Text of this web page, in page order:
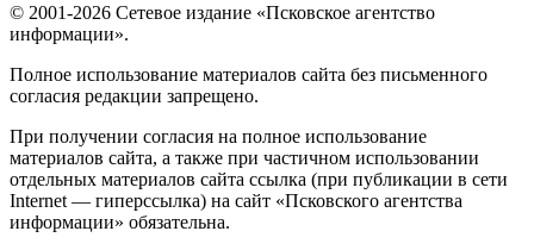
© 2001-2026 Сетевое издание «Псковское агентство
информации».
Полное использование материалов сайта без письменного
согласия редакции запрещено.
При получении согласия на полное использование
материалов сайта, а также при частичном использовании
отдельных материалов сайта ссылка (при публикации в сети
Internet — гиперссылка) на сайт «Псковского агентства
информации» обязательна.